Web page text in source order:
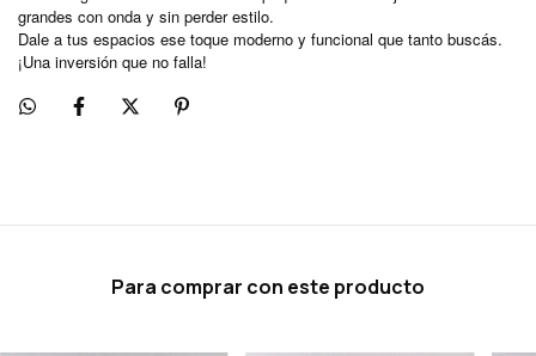
grandes con onda y sin perder estilo.
Dale a tus espacios ese toque moderno y funcional que tanto buscás.
¡Una inversión que no falla!
Para comprar con este producto